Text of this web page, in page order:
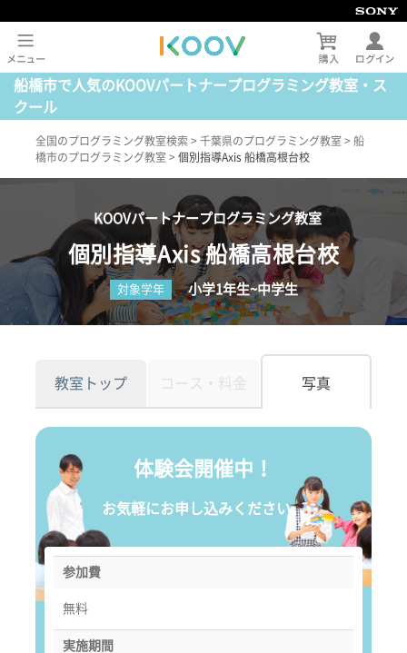
船橋市で人気のKOOVパートナープログラミング教室・ス
クール
全国のプログラミング教室検索 > 千葉県のプログラミング教室 > 船
橋市のプログラミング教室 > 個別指導Axis 船橋高根台校
KOOVパートナープログラミング教室
個別指導Axis 船橋高根台校
対象学年 小学1年生~中学生
教室トップ コース・料金 写真
体験会開催中！
お気軽にお申し込みください。
参加費
無料
実施期間